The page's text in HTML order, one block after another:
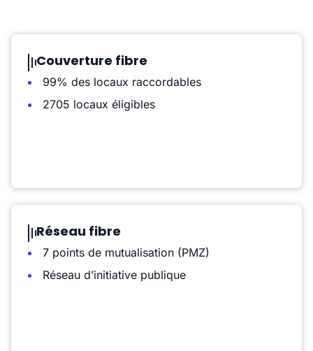
Couverture fibre
99% des locaux raccordables
2705 locaux éligibles
Réseau fibre
7 points de mutualisation (PMZ)
Réseau d’initiative publique